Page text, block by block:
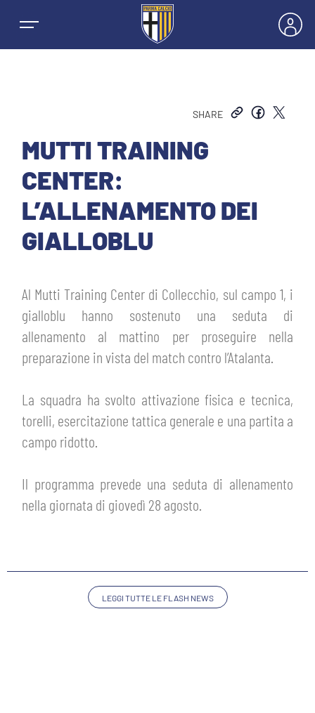
NEWS
SQUADRE
PRIMA SQUADRA MASCHILE
GIOVANILE MASCHILE
GIOVANILE FEMMINILE
STAGIONE
FEMMINILE
BIGLIETTI E ABBONAMENTI
ABBONAMENTI
INFO BIGLIETTI
MUSEUM CLUB EXPERIENCE
TARDINI CARD
INFORMAZIONI ACCREDITI
TICKET GIFT CARD
SHOP
HOSPITALITY
ESPORTS
IL CLUB
ORGANIGRAMMA
MUTTI TRAINING CENTER
STADIO TARDINI
SHARE
MUTTI TRAINING
CENTER:
L’ALLENAMENTO DEI
GIALLOBLU
Al Mutti Training Center di Collecchio, sul campo 1, i
gialloblu hanno sostenuto una seduta di
allenamento al mattino per proseguire nella
preparazione in vista del match contro l’Atalanta.
La squadra ha svolto attivazione fisica e tecnica,
torelli, esercitazione tattica generale e una partita a
campo ridotto.
Il programma prevede una seduta di allenamento
nella giornata di giovedì 28 agosto.
LEGGI TUTTE LE FLASH NEWS